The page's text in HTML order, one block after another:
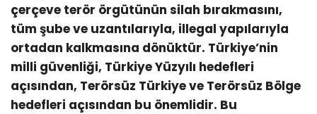
çerçeve terör örgütünün silah bırakmasını,
tüm şube ve uzantılarıyla, illegal yapılarıyla
ortadan kalkmasına dönüktür. Türkiye’nin
milli güvenliği, Türkiye Yüzyılı hedefleri
açısından, Terörsüz Türkiye ve Terörsüz Bölge
hedefleri açısından bu önemlidir. Bu